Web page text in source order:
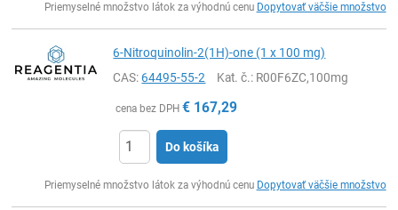
Priemyselné množstvo látok za výhodnú cenu Dopytovať väčšie množstvo
6-Nitroquinolin-2(1H)-one (1 x 100 mg)
CAS:64495-55-2 Kat. č.: R00F6ZC,100mg
cena bez DPH € 167,29
Do košíka
Priemyselné množstvo látok za výhodnú cenu Dopytovať väčšie množstvo